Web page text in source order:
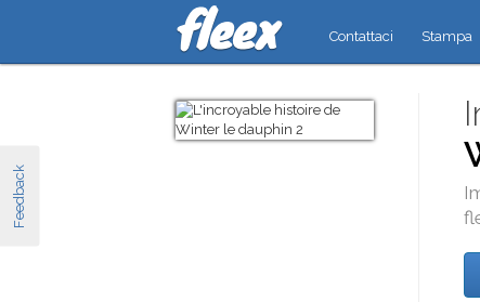
Feedback
Contattaci Stampa